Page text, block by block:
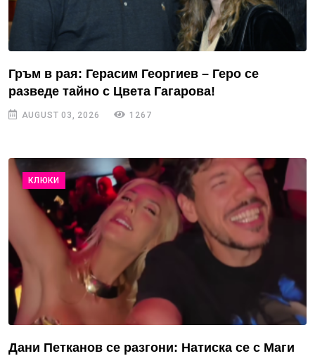
Гръм в рая: Герасим Георгиев – Геро се
разведе тайно с Цвета Гагарова!
AUGUST 03, 2026 1267
КЛЮКИ
Дани Петканов се разгони: Натиска се с Маги